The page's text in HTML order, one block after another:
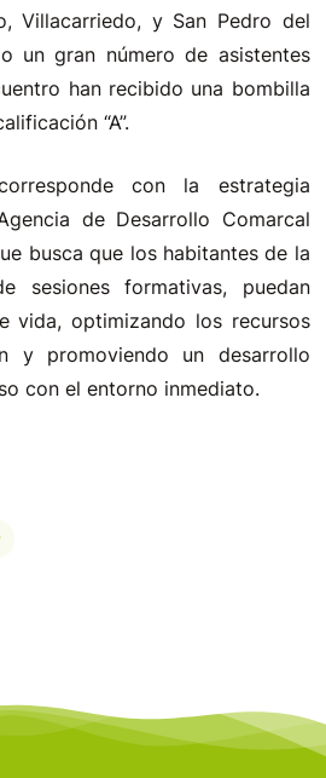
Villacarriedo, y San Pedro del
un gran número de asistentes
han recibido una bombilla
“A”.
con la estrategia
de Desarrollo Comarcal
busca que los habitantes de la
sesiones formativas, puedan
vida, optimizando los recursos
y promoviendo un desarrollo
con el entorno inmediato.